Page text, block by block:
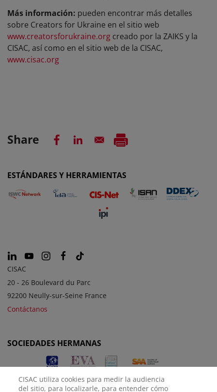
Más información: pueden encontrar más detalles
sobre Creators for Ukraine en el sitio web
www.creatorsforukraine.org creado por la ZAIKS y la
CISAC, así como en el sitio web de la CISAC,
www.cisac.org
Share
ESTÁNDARES Y HERRAMIENTAS
CISAC
20 - 26 Boulevard du Parc
92200 Neully-sur-Seine France
Contáctanos
SOCIEDADES HERMANAS
CISAC utiliza cookies para medir la audiencia
del sitio, para localizarle, para entender cómo